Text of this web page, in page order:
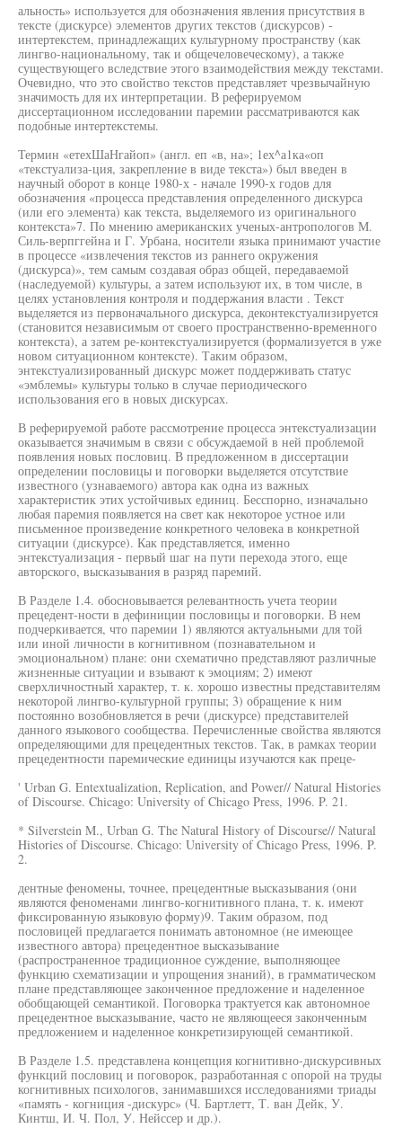
альность» используется для обозначения явления присутствия в
тексте (дискурсе) элементов других текстов (дискурсов) -
интертекстем, принадлежащих культурному пространству (как
лингво-национальному, так и общечеловеческому), а также
существующего вследствие этого взаимодействия между текстами.
Очевидно, что это свойство текстов представляет чрезвычайную
значимость для их интерпретации. В реферируемом
диссертационном исследовании паремии рассматриваются как
подобные интертекстемы.
Термин «етехШаНгайоп» (англ. еп «в, на»; 1ех^а1ка«оп
«текстуализа-ция, закрепление в виде текста») был введен в
научный оборот в конце 1980-х - начале 1990-х годов для
обозначения «процесса представления определенного дискурса
(или его элемента) как текста, выделяемого из оригинального
контекста»7. По мнению американских ученых-антропологов М.
Силь-верпггейна и Г. Урбана, носители языка принимают участие
в процессе «извлечения текстов из раннего окружения
(дискурса)», тем самым создавая образ общей, передаваемой
(наследуемой) культуры, а затем используют их, в том числе, в
целях установления контроля и поддержания власти . Текст
выделяется из первоначального дискурса, деконтекстуализируется
(становится независимым от своего пространственно-временного
контекста), а затем ре-контекстуализируется (формализуется в уже
новом ситуационном контексте). Таким образом,
энтекстуализированный дискурс может поддерживать статус
«эмблемы» культуры только в случае периодического
использования его в новых дискурсах.
В реферируемой работе рассмотрение процесса энтекстуализации
оказывается значимым в связи с обсуждаемой в ней проблемой
появления новых пословиц. В предложенном в диссертации
определении пословицы и поговорки выделяется отсутствие
известного (узнаваемого) автора как одна из важных
характеристик этих устойчивых единиц. Бесспорно, изначально
любая паремия появляется на свет как некоторое устное или
письменное произведение конкретного человека в конкретной
ситуации (дискурсе). Как представляется, именно
энтекстуализация - первый шаг на пути перехода этого, еще
авторского, высказывания в разряд паремий.
В Разделе 1.4. обосновывается релевантность учета теории
прецедент-ности в дефиниции пословицы и поговорки. В нем
подчеркивается, что паремии 1) являются актуальными для той
или иной личности в когнитивном (познавательном и
эмоциональном) плане: они схематично представляют различные
жизненные ситуации и взывают к эмоциям; 2) имеют
сверхличностный характер, т. к. хорошо известны представителям
некоторой лингво-культурной группы; 3) обращение к ним
постоянно возобновляется в речи (дискурсе) представителей
данного языкового сообщества. Перечисленные свойства являются
определяющими для прецедентных текстов. Так, в рамках теории
прецедентности паремические единицы изучаются как преце-
' Urban G. Entextualization, Replication, and Power// Natural Histories
of Discourse. Chicago: University of Chicago Press, 1996. P. 21.
* Silverstein M., Urban G. The Natural History of Discourse// Natural
Histories of Discourse. Chicago: University of Chicago Press, 1996. P.
2.
дентные феномены, точнее, прецедентные высказывания (они
являются феноменами лингво-когнитивного плана, т. к. имеют
фиксированную языковую форму)9. Таким образом, под
пословицей предлагается понимать автономное (не имеющее
известного автора) прецедентное высказывание
(распространенное традиционное суждение, выполняющее
функцию схематизации и упрощения знаний), в грамматическом
плане представляющее законченное предложение и наделенное
обобщающей семантикой. Поговорка трактуется как автономное
прецедентное высказывание, часто не являющееся законченным
предложением и наделенное конкретизирующей семантикой.
В Разделе 1.5. представлена концепция когнитивно-дискурсивных
функций пословиц и поговорок, разработанная с опорой на труды
когнитивных психологов, занимавшихся исследованиями триады
«память - когниция -дискурс» (Ч. Бартлетт, Т. ван Дейк, У.
Кинтш, И. Ч. Пол, У. Нейссер и др.).